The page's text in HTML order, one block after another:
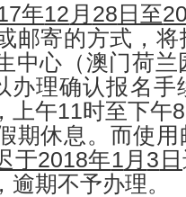
年12 月 28 日至
邮寄的方式，
中心（澳门荷兰
办理确认报名
上午11时至下午8
期休息。而使
于2018年1 月 3 日
期不予办理。